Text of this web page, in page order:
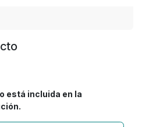
to
está incluida en la